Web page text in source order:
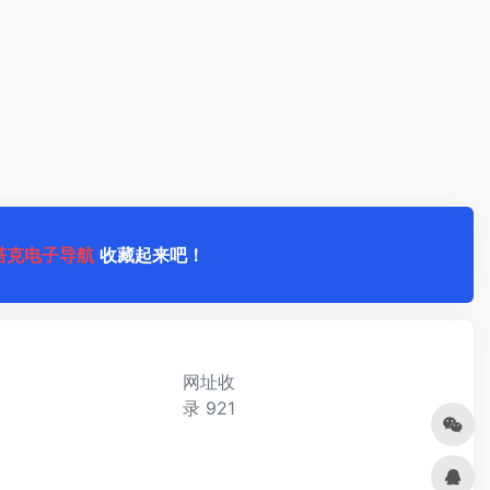
克电子导航 收藏起来吧！
网址收
录 921